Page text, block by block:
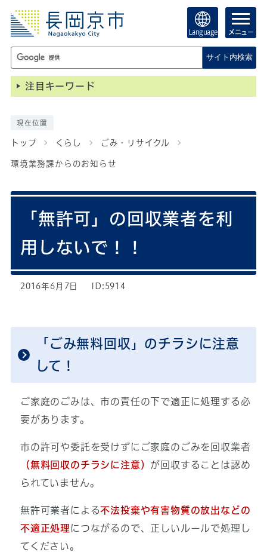
Language メニュー
サイト内検索
注目キーワード
現在位置
トップ くらし ごみ・リサイクル
環境業務課からのお知らせ
「無許可」の回収業者を利
用しないで！！
2016年6月7日 ID:5914
「ごみ無料回収」のチラシに注意
して！
ご家庭のごみは、市の責任の下で適正に処理する必
要があります。
市の許可や委託を受けずにご家庭のごみを回収業者
（無料回収のチラシに注意） が回収することは認め
られていません。
無許可業者による不法投棄や有害物質の放出などの
不適正処理につながるので、正しいルールで処理し
てください。